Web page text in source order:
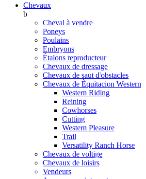
Chevaux
b
Cheval à vendre
Poneys
Poulains
Embryons
Étalons reproducteur
Chevaux de dressage
Chevaux de saut d'obstacles
Chevaux de Èquitacion Western
Western Riding
Reining
Cowhorses
Cutting
Western Pleasure
Trail
Versatility Ranch Horse
Chevaux de voltige
Chevaux de loisirs
Vendeurs